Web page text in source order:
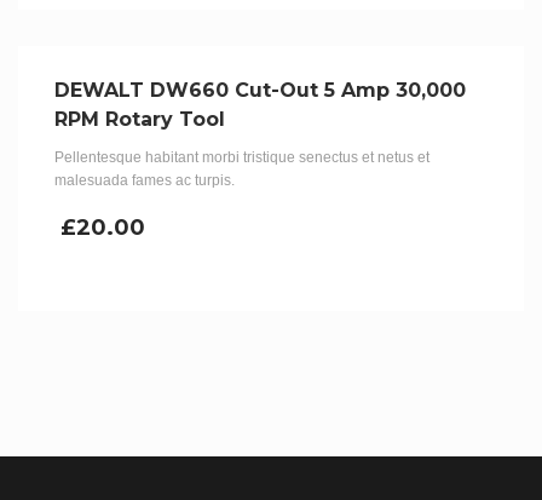
DEWALT DW660 Cut-Out 5 Amp 30,000
RPM Rotary Tool
Pellentesque habitant morbi tristique senectus et netus et
malesuada fames ac turpis.
£20.00